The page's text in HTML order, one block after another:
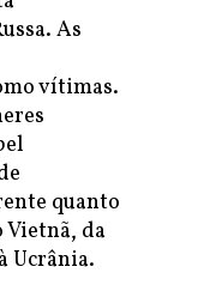
As
vítimas.
quanto
da
Ucrânia.